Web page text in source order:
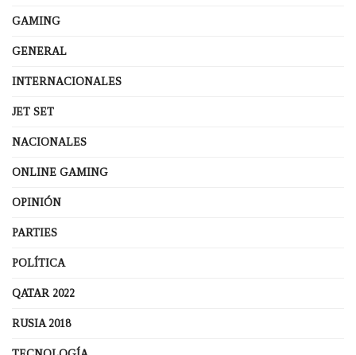
GAMING
GENERAL
INTERNACIONALES
JET SET
NACIONALES
ONLINE GAMING
OPINIÓN
PARTIES
POLÍTICA
QATAR 2022
RUSIA 2018